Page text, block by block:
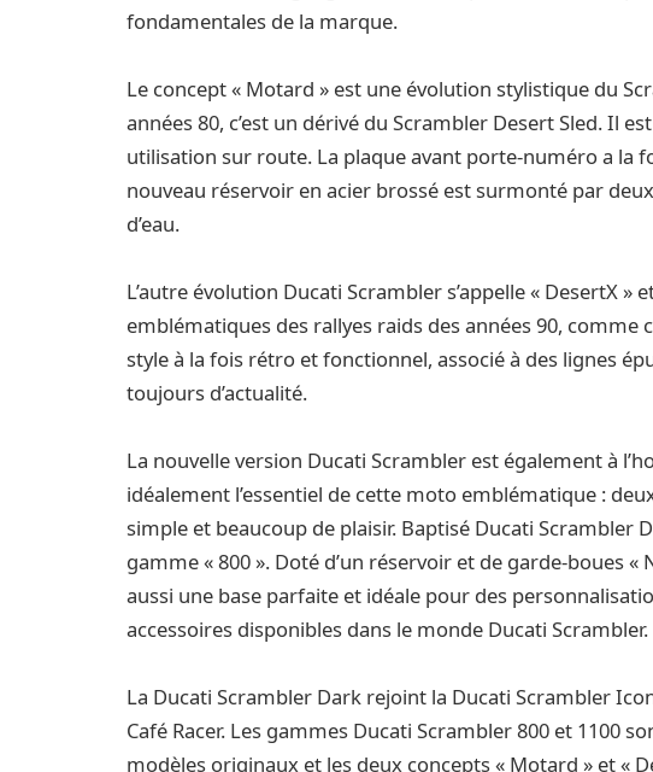
fondamentales de la marque.
Le concept « Motard » est une évolution stylistique du
années 80, c’est un dérivé du Scrambler Desert Sled. Il
utilisation sur route. La plaque avant porte-numéro a la
nouveau réservoir en acier brossé est surmonté par
d’eau.
L’autre évolution Ducati Scrambler s’appelle « DesertX
emblématiques des rallyes raids des années 90, comme
style à la fois rétro et fonctionnel, associé à des lignes
toujours d’actualité.
La nouvelle version Ducati Scrambler est également à
idéalement l’essentiel de cette moto emblématique :
simple et beaucoup de plaisir. Baptisé Ducati Scrambler
gamme « 800 ». Doté d’un réservoir et de garde-boues
aussi une base parfaite et idéale pour des
accessoires disponibles dans le monde Ducati Scrambler.
La Ducati Scrambler Dark rejoint la Ducati Scrambler
Café Racer. Les gammes Ducati Scrambler 800 et 1100
modèles originaux et les deux concepts « Motard » et «